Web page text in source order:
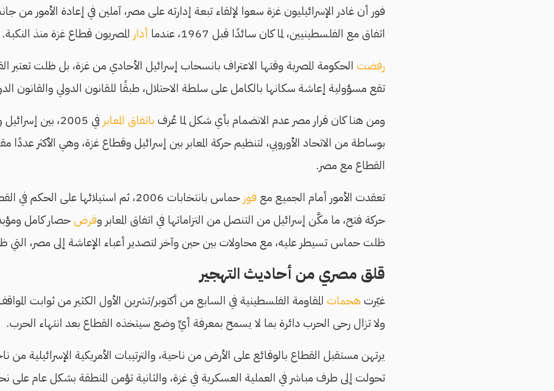
فور أن غادر الإسرائيليون غزة سعوا لإلقاء تبعة إدارته على مصر، آملين في إعادة الأمور من
اتفاق مع الفلسطينيين، لما كان سائدًا قبل 1967، عندما
أدار المصريون قطاع غزة منذ النكبة.
رفضتالحكومة المصرية وقتها الاعتراف بانسحاب إسرائيل الأحادي من غزة، بل ظلت تعتبر
تقع مسؤولية إعاشة سكانها بالكامل على سلطة الاحتلال، طبقًا للقانون الدولي والقانون
ومن هنا كان قرار مصر عدم الانضمام بأي شكل لما عُرف باتفاق المعابر
في 2005، بين
بوساطة من الاتحاد الأوروبي، لتنظيم حركة المعابر بين إسرائيل وقطاع غزة، وهي الأكثر عددًا
القطاع مع مصر.
تعقدت الأمور أمام الجميع مع فوز
حماس بانتخابات 2006، ثم استيلائها على
حركة فتح، ما مكَّن إسرائيل من التنصل من التزاماتها في اتفاق المعابر وفرضحصار كامل
ظلت حماس تسيطر عليه، مع محاولات بين حين وآخر لتصدير أعباء الإعاشة إلى مصر، التي
قلق مصري من أحاديث التهجير
غيّرت هجماتالمقاومة الفلسطينية في السابع من أكتوبر/تشرين الأول الكثير من ثوابت المواقف
ولا تزال رحى الحرب دائرة بما لا يسمح بمعرفة أيِّ وضع سيتخذه القطاع بعد انتهاء الحرب.
يرتهن مستقبل القطاع بالوقائع على الأرض من ناحية، والترتيبات الأمريكية الإسرائيلية من
تحولت إلى طرف مباشر في العملية العسكرية في غزة، والثانية تؤمن المنطقة بشكل عام على